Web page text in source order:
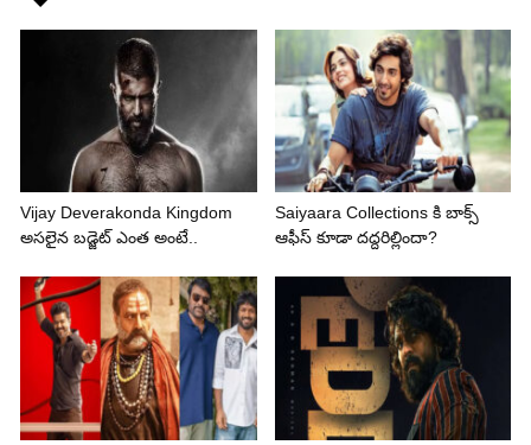
Vijay Deverakonda Kingdom
అసలైన బడ్జెట్ ఎంత అంటే..
Saiyaara Collections కి బాక్స్
ఆఫీస్ కూడా దద్దరిల్లిందా?